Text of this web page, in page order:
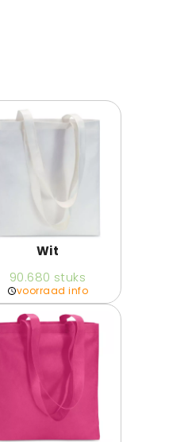
Wit
90.680 stuks
voorraad info